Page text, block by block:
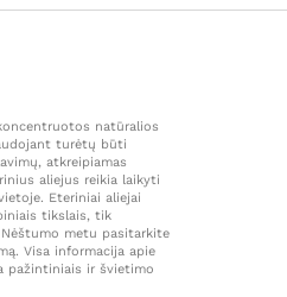
natūralios
turėtų būti
atkreipiamas
aliejus reikia laikyti
Eteriniai aliejai
tikslais, tik
metu pasitarkite
Visa informacija apie
pažintiniais ir švietimo